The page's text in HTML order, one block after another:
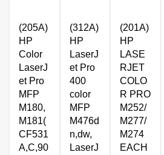
(205A)
HP
Color
LaserJ
et Pro
MFP
M180,
M181(
CF531
A,C,90
(312A)
HP
LaserJ
et Pro
400
color
MFP
M476d
n,dw,
LaserJ
(201A)
HP
LASE
RJET
COLO
R PRO
M252/
M277/
M274
EACH